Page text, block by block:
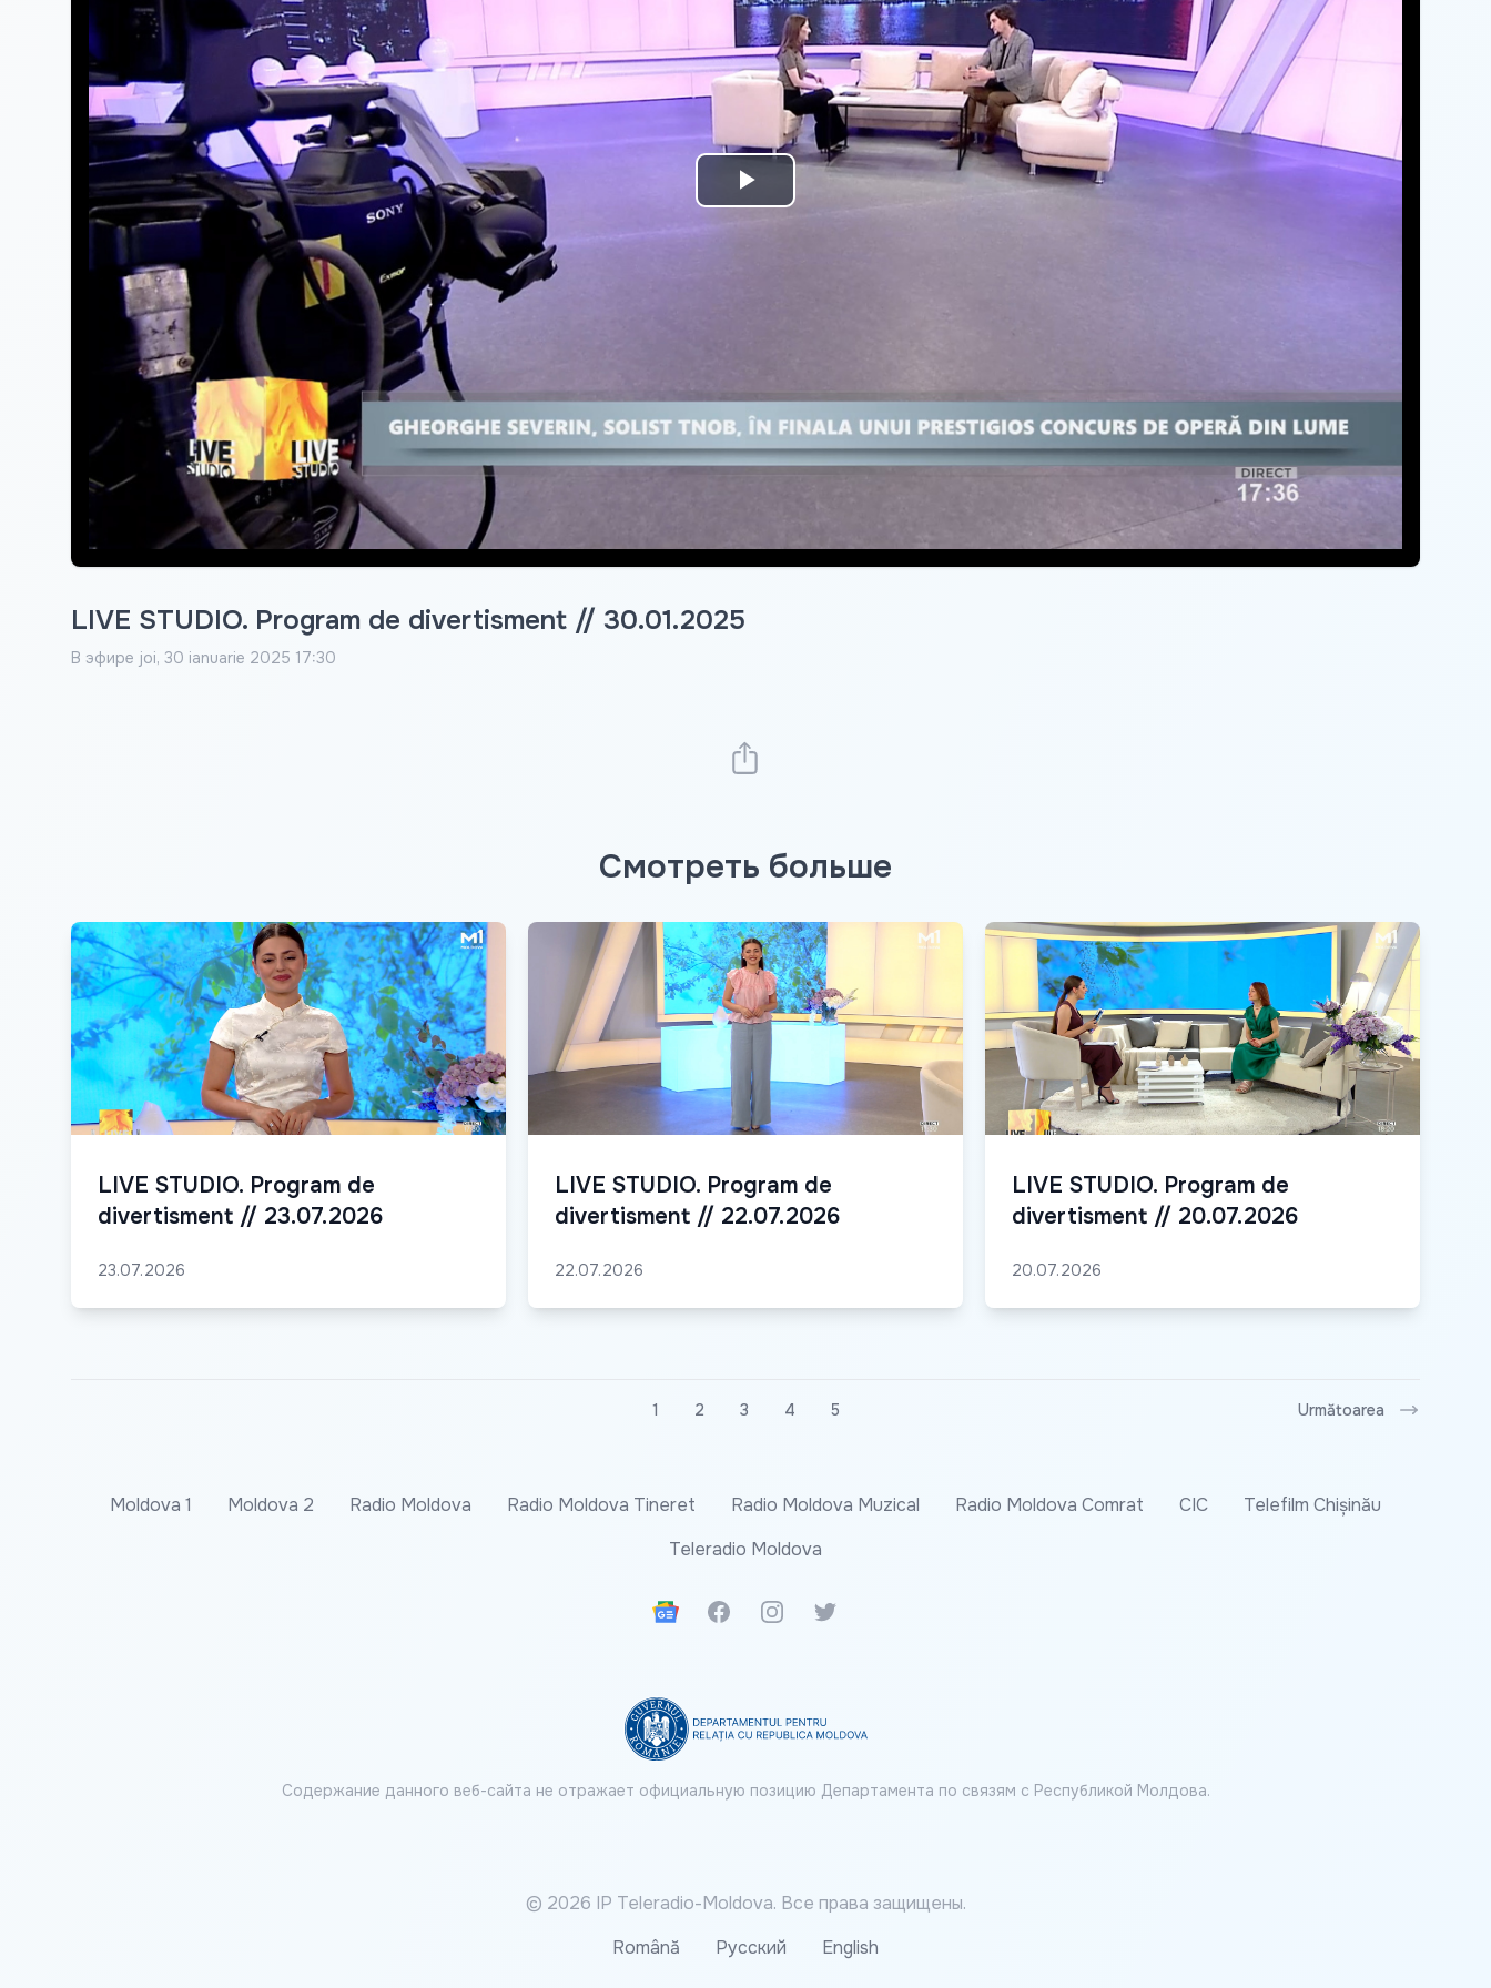
Play
LIVE STUDIO. Program de divertisment // 30.01.2025
В эфире joi, 30 ianuarie 2025 17:30
Смотреть больше
LIVE STUDIO. Program de
divertisment // 23.07.2026
23.07.2026
LIVE STUDIO. Program de
divertisment // 22.07.2026
22.07.2026
LIVE STUDIO. Program de
divertisment // 20.07.2026
20.07.2026
1 2 3 4 5 Următoarea
Moldova 1 Moldova 2 Radio Moldova Radio Moldova Tineret Radio Moldova Muzical Radio Moldova Comrat CIC
Telefilm Chișinău
Teleradio Moldova
Google News
FacebookInstagramTwitter
Содержание данного веб-сайта не отражает официальную позицию Департамента по связям с Республикой Молдова.
© 2026 IP Teleradio-Moldova. Все права защищены.
Română
Русский English